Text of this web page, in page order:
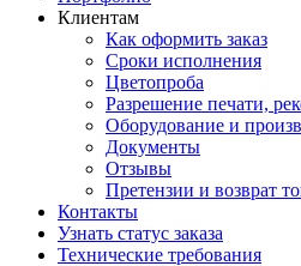
Клиентам
Как оформить заказ
Сроки исполнения
Цветопроба
Разрешение печати,
Оборудование и
Документы
Отзывы
Претензии и возврат
Контакты
Узнать статус заказа
Технические требования